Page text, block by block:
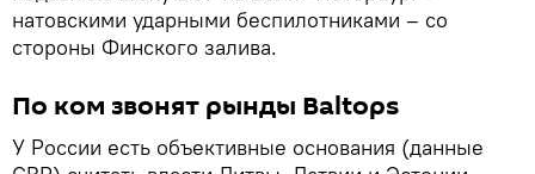
натовскими ударными беспилотниками – со
стороны Финского залива.
По ком звонят рынды Baltops
У России есть объективные основания (данные